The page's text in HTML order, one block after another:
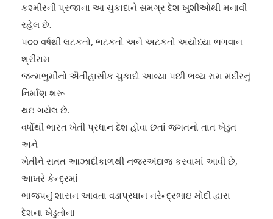
કશ્મીરની પ્રજાના આ ચુકાદાને સમગ્ર દેશ ખુશીઓથી મનાવી
રહેલ છે.
૫૦૦ વર્ષથી લટકતો, ભટકતો અને અટકતો અયોધ્યા ભગવાન
શ્રીરામ
જન્મભુમીનો ઐતીહાસીક ચુકાદો આવ્યા ૫છી ભવ્ય રામ મંદીરનું
નિર્માણ શરૂ
થઇ ગયેલ છે.
વર્ષોથી ભારત ખેતી પ્રધાન દેશ હોવા છતાં જગતનો તાત ખેડુત
અને
ખેતીને સતત આઝાદીકાળથી નજરઅંદાજ કરવામાં આવી છે,
આખરે કેન્દ્રમાં
ભાજ૫નું શાસન આવતા વડાપ્રધાન નરેન્દ્રભાઇ મોદી દ્વારા
દેશના ખેડુતોના